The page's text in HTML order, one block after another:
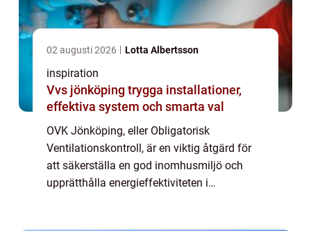
02 augusti 2026 Lotta Albertsson
inspiration
Vvs jönköping trygga installationer,
effektiva system och smarta val
OVK Jönköping, eller Obligatorisk
Ventilationskontroll, är en viktig åtgärd för
att säkerställa en god inomhusmiljö och
upprätthålla energieffektiviteten i